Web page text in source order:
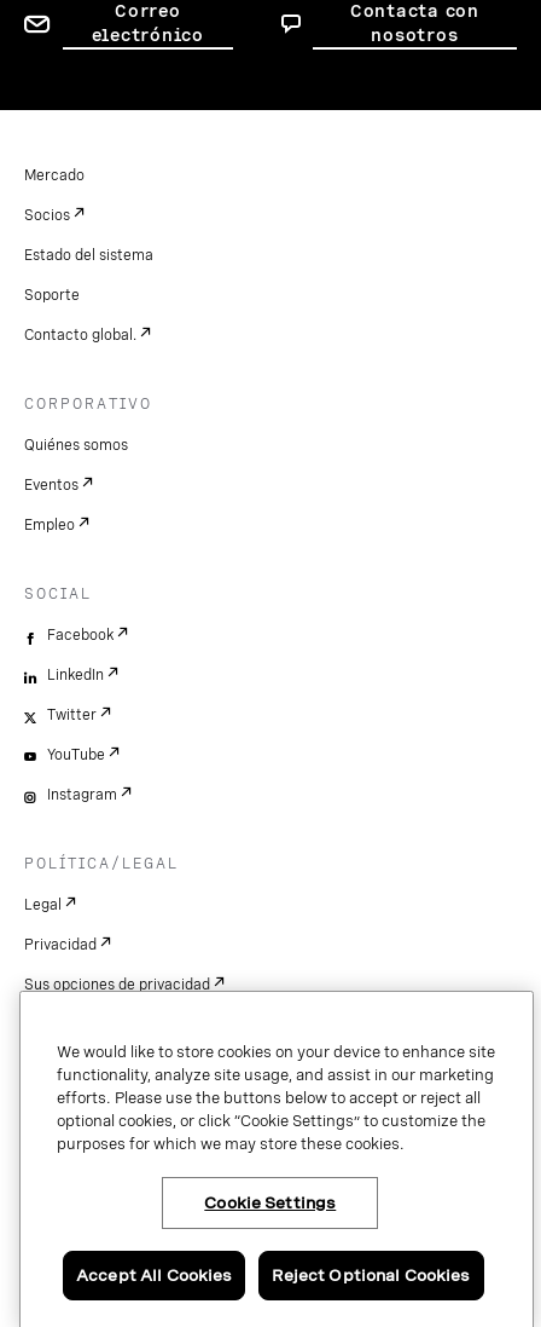
Correo
electrónico
Contacta con
nosotros
Copyright © 2026 Vonage. All rights reserved. VONAGE®, the V logo (
®),
and other Vonage marks are registered trademarks of Vonage or its affiliates
in the United States and other countries.
Mercado
Socios
Estado del sistema
Soporte
Contacto global.
CORPORATIVO
Quiénes somos
Eventos
Empleo
SOCIAL
Facebook
LinkedIn
Twitter
YouTube
Instagram
POLÍTICA/LEGAL
Legal
Privacidad
Sus opciones de privacidad
Patentes
Derechos de autor
Seguridad y confianza
We would like to store cookies on your device to enhance site
functionality, analyze site usage, and assist in our marketing
efforts. Please use the buttons below to accept or reject all
optional cookies, or click “Cookie Settings” to customize the
purposes for which we may store these cookies.
Cookie Settings
Reject Optional Cookies
Accept All Cookies